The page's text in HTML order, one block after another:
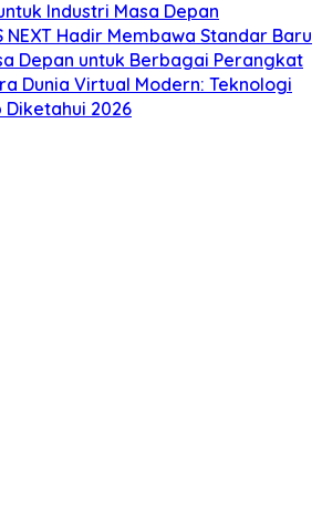
Industri Masa Depan
NEXT Hadir Membawa Standar Baru
Depan untuk Berbagai Perangkat
Dunia Virtual Modern: Teknologi
2026